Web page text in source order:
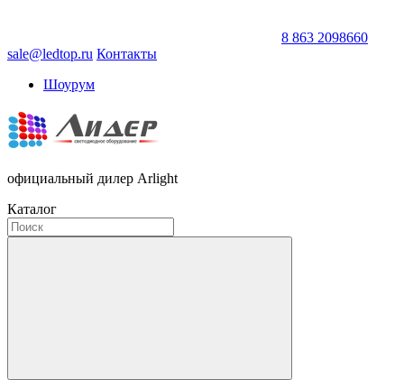
8 863 2098660
sale@ledtop.ru Контакты
Шоурум
официальный дилер Arlight
Каталог